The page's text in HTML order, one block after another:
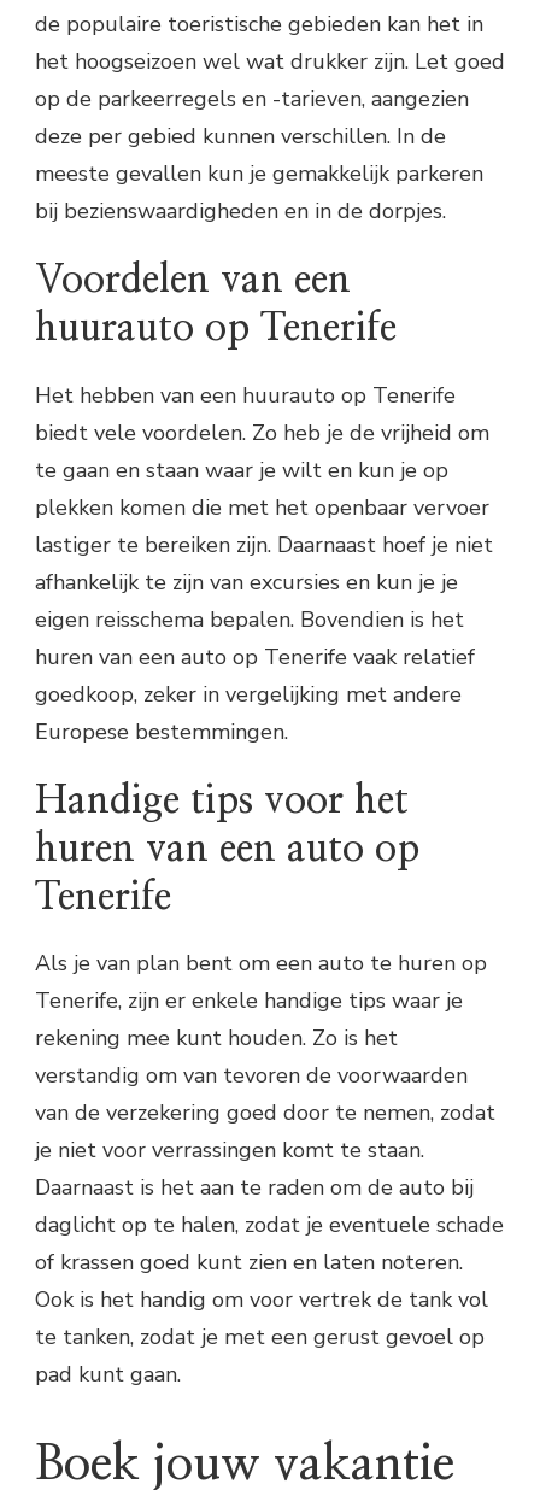
de populaire toeristische gebieden kan het in
het hoogseizoen wel wat drukker zijn. Let goed
op de parkeerregels en -tarieven, aangezien
deze per gebied kunnen verschillen. In de
meeste gevallen kun je gemakkelijk parkeren
bij bezienswaardigheden en in de dorpjes.
Voordelen van een
huurauto op Tenerife
Het hebben van een huurauto op Tenerife
biedt vele voordelen. Zo heb je de vrijheid om
te gaan en staan waar je wilt en kun je op
plekken komen die met het openbaar vervoer
lastiger te bereiken zijn. Daarnaast hoef je niet
afhankelijk te zijn van excursies en kun je je
eigen reisschema bepalen. Bovendien is het
huren van een auto op Tenerife vaak relatief
goedkoop, zeker in vergelijking met andere
Europese bestemmingen.
Handige tips voor het
huren van een auto op
Tenerife
Als je van plan bent om een auto te huren op
Tenerife, zijn er enkele handige tips waar je
rekening mee kunt houden. Zo is het
verstandig om van tevoren de voorwaarden
van de verzekering goed door te nemen, zodat
je niet voor verrassingen komt te staan.
Daarnaast is het aan te raden om de auto bij
daglicht op te halen, zodat je eventuele schade
of krassen goed kunt zien en laten noteren.
Ook is het handig om voor vertrek de tank vol
te tanken, zodat je met een gerust gevoel op
pad kunt gaan.
Boek jouw vakantie